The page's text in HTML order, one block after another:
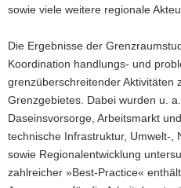
o
sowie viele weitere regionale
Die Ergebnisse der
Koordination handlungs- und
grenzüberschreitender Aktivitäten
Grenzgebietes. Dabei wurden u.
Daseinsvorsorge, Arbeitsmarkt
technische Infrastruktur, Umwelt-,
sowie Regionalentwicklung
zahlreicher »Best-Practice«